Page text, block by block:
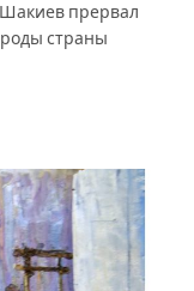
прервал
страны